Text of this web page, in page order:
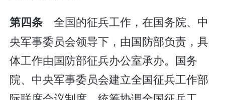
第四条 全国的征兵工作，在国务院、中
央军事委员会领导下，由国防部负责，具
体工作由国防部征兵办公室承办。国务
院、中央军事委员会建立全国征兵工作部